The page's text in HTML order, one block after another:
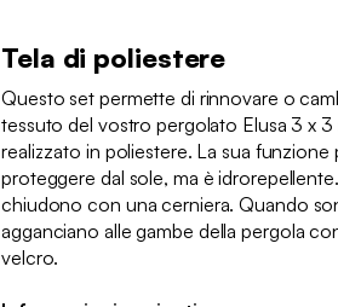
Tela di poliestere
Questo set permette di rinnovare o
tessuto del vostro pergolato Elusa 3 x 3
realizzato in poliestere. La sua funzione
proteggere dal sole, ma è
chiudono con una cerniera. Quando
agganciano alle gambe della pergola
velcro.